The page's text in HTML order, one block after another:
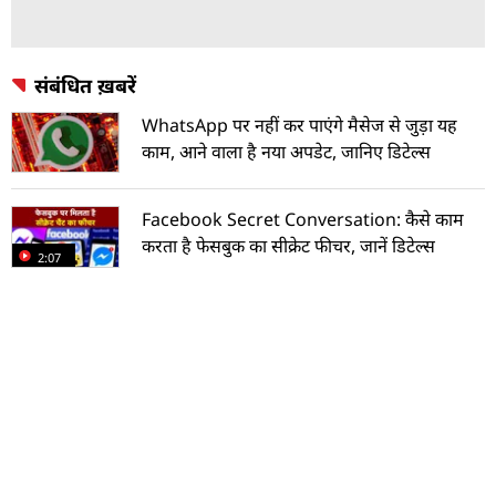
संबंधित ख़बरें
WhatsApp पर नहीं कर पाएंगे मैसेज से जुड़ा यह
काम, आने वाला है नया अपडेट, जानिए डिटेल्स
2:07
Facebook Secret Conversation: कैसे काम
करता है फेसबुक का सीक्रेट फीचर, जानें डिटेल्स